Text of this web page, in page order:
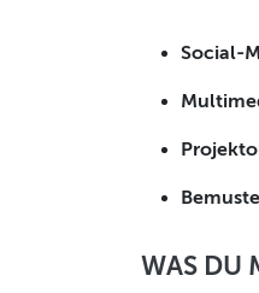
Social-
WAS DU